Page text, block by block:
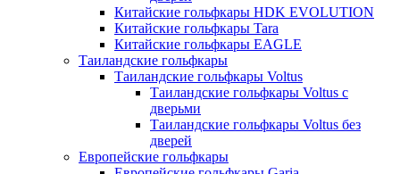
Китайские гольфкары HDK EVOLUTION
Китайские гольфкары Tara
Китайские гольфкары EAGLE
Таиландские гольфкары
Таиландские гольфкары Voltus
Таиландские гольфкары Voltus с
дверьми
Таиландские гольфкары Voltus без
дверей
Европейские гольфкары